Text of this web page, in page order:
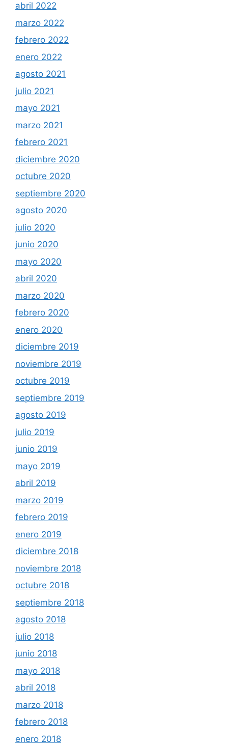
abril 2022
marzo 2022
febrero 2022
enero 2022
agosto 2021
julio 2021
mayo 2021
marzo 2021
febrero 2021
diciembre 2020
octubre 2020
septiembre 2020
agosto 2020
julio 2020
junio 2020
mayo 2020
abril 2020
marzo 2020
febrero 2020
enero 2020
diciembre 2019
noviembre 2019
octubre 2019
septiembre 2019
agosto 2019
julio 2019
junio 2019
mayo 2019
abril 2019
marzo 2019
febrero 2019
enero 2019
diciembre 2018
noviembre 2018
octubre 2018
septiembre 2018
agosto 2018
julio 2018
junio 2018
mayo 2018
abril 2018
marzo 2018
febrero 2018
enero 2018